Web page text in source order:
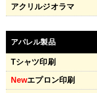
アクリルジオラマ
アパレル製品
Tシャツ印刷
Newエプロン印刷